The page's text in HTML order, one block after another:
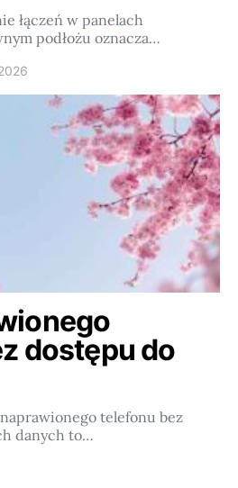
łączeń w panelach
podłożu oznacza…
dostępu do
telefonu bez
danych to…